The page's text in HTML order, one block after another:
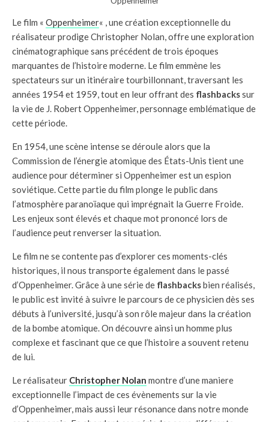
Le film « Oppenheimer« , une création exceptionnelle du
réalisateur prodige Christopher Nolan, offre une exploration
cinématographique sans précédent de trois époques
marquantes de l’histoire moderne. Le film emmène les
spectateurs sur un itinéraire tourbillonnant, traversant les
années 1954 et 1959, tout en leur offrant des flashbackssur
la vie de J. Robert Oppenheimer, personnage emblématique de
cette période.
En 1954, une scène intense se déroule alors que la
Commission de l’énergie atomique des États-Unis tient une
audience pour déterminer si Oppenheimer est un espion
soviétique. Cette partie du film plonge le public dans
l’atmosphère paranoïaque qui imprégnait la Guerre Froide.
Les enjeux sont élevés et chaque mot prononcé lors de
l’audience peut renverser la situation.
Le film ne se contente pas d’explorer ces moments-clés
historiques, il nous transporte également dans le passé
d’Oppenheimer. Grâce à une série de flashbacksbien réalisés,
le public est invité à suivre le parcours de ce physicien dès ses
débuts à l’université, jusqu’à son rôle majeur dans la création
de la bombe atomique. On découvre ainsi un homme plus
complexe et fascinant que ce que l’histoire a souvent retenu
de lui.
Le réalisateur Christopher Nolan montre d’une maniere
exceptionnelle l’impact de ces évènements sur la vie
d’Oppenheimer, mais aussi leur résonance dans notre monde